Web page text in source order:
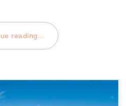
reading...